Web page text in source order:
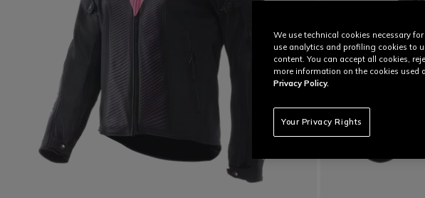
We use technical cookies necessary
use analytics and profiling cookies to
content. You can accept all cookies,
more information on the cookies used
Privacy Policy.
Your Privacy Rights